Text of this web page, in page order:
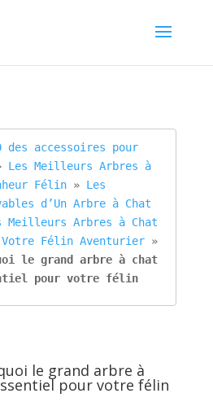
des accessoires pour
Les Meilleurs Arbres à
Félin » Les
d’Un Arbre à Chat
Meilleurs Arbres à Chat
Votre Félin Aventurier
»
le grand arbre à chat
pour votre félin
le grand arbre à
pour votre félin